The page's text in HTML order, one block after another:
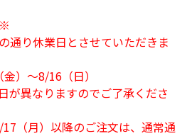
通り休業日とさせていただきま
）～8/16（日）
が異なりますのでご了承くださ
（月）以降のご注文は、通常通